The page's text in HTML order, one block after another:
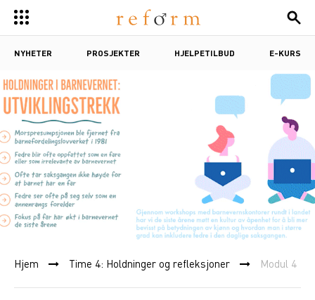
NYHETER PROSJEKTER HJELPETILBUD E-KURS
Hjem Time 4: Holdninger og refleksjoner Modul 4